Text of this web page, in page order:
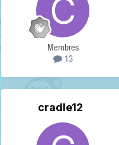
Membres
13
cradle12